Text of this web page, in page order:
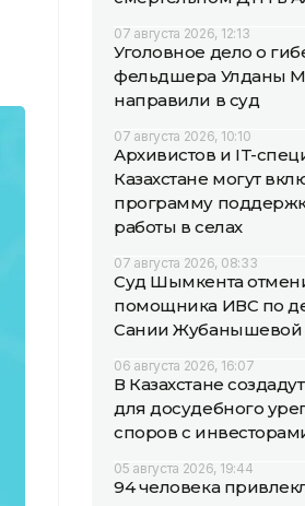
07 августа 2026, 12:13
Уголовное дело о
фельдшера Улданы
направили в суд
07 августа 2026, 10:10
Архивистов и IT-
Казахстане могут
программу
работы в селах
07 августа 2026, 08:33
Суд Шымкента
помощника ИВС по
Сании Жубанышевой
06 августа 2026, 16:07
В Казахстане
для досудебного
споров с
05 августа 2026, 19:44
94 человека